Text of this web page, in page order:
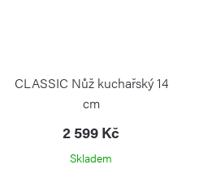
CLASSIC Nůž kuchařský 14
cm
2 599 Kč
Skladem